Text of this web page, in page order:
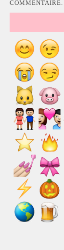
COMMENTAIRE.